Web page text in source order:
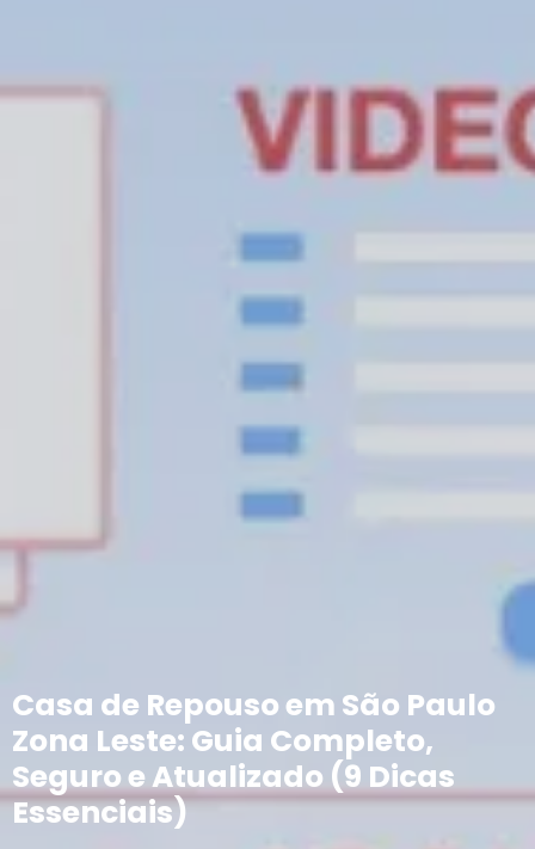
Casa de Repouso em São Paulo
Zona Leste: Guia Completo,
Seguro e Atualizado (9 Dicas
Essenciais)